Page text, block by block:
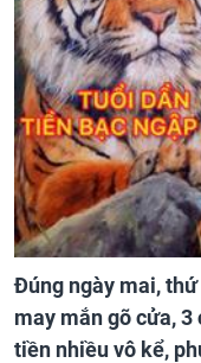
Đúng ngày mai,
may mắn gõ cửa,
tiền nhiều vô kể,